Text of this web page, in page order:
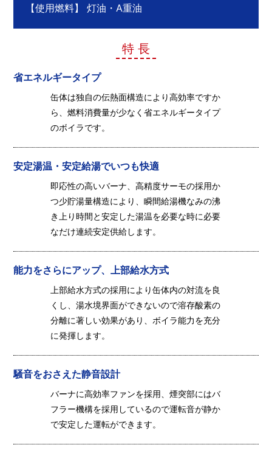
【使用燃料】 灯油・A重油
特 長
省エネルギータイプ
缶体は独自の伝熱面構造により高効率ですか
ら、燃料消費量が少なく省エネルギータイプ
のボイラです。
安定湯温・安定給湯でいつも快適
即応性の高いバーナ、高精度サーモの採用か
つ少貯湯量構造により、瞬間給湯機なみの沸
き上り時間と安定した湯温を必要な時に必要
なだけ連続安定供給します。
能力をさらにアップ、上部給水方式
上部給水方式の採用により缶体内の対流を良
くし、湯水境界面ができないので溶存酸素の
分離に著しい効果があり、ボイラ能力を充分
に発揮します。
騒音をおさえた静音設計
バーナに高効率ファンを採用、煙突部にはバ
フラー機構を採用しているので運転音が静か
で安定した運転ができます。